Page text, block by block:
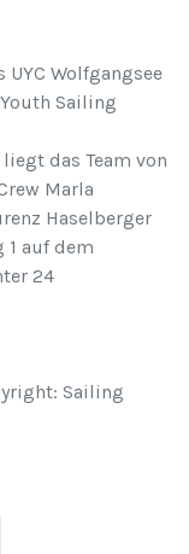
Wolfgangsee
Sailing
das Team von
Marla
Haselberger
1 auf dem
24
Sailing